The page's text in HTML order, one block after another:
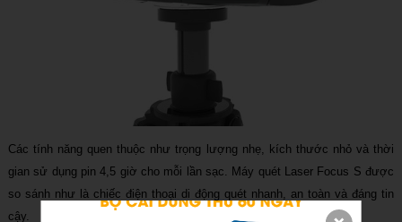
Các tính năng quen thuộc như trọng lượng nhẹ, kích thước nhỏ và thời
gian sử dụng pin 4,5 giờ cho mỗi lần sạc. Máy quét Laser Focus S được
so sánh như là chiếc điện thoại di động quét nhanh, an toàn và đáng tin
cậy.